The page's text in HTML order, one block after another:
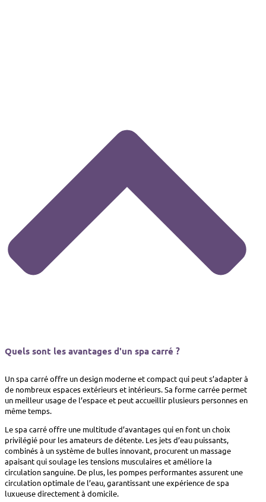
Quels sont les avantages d'un spa carré ?
Un spa carré offre un design moderne et compact qui peut s’adapter à
de nombreux espaces extérieurs et intérieurs. Sa forme carrée permet
un meilleur usage de l’espace et peut accueillir plusieurs personnes en
même temps.
Le spa carré offre une multitude d’avantages qui en font un choix
privilégié pour les amateurs de détente. Les jets d’eau puissants,
combinés à un système de bulles innovant, procurent un massage
apaisant qui soulage les tensions musculaires et améliore la
circulation sanguine. De plus, les pompes performantes assurent une
circulation optimale de l’eau, garantissant une expérience de spa
luxueuse directement à domicile.